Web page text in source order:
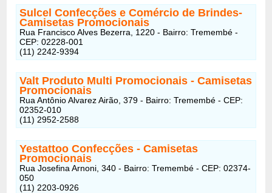
Sulcel Confecções e Comércio de Brindes-
Camisetas Promocionais
Rua Francisco Alves Bezerra, 1220 - Bairro: Tremembé -
CEP: 02228-001
(11) 2242-9394
Valt Produto Multi Promocionais- Camisetas
Promocionais
Rua Antônio Alvarez Airão, 379 - Bairro: Tremembé - CEP:
02352-010
(11) 2952-2588
Yestattoo Confecções- Camisetas
Promocionais
Rua Josefina Arnoni, 340 - Bairro: Tremembé - CEP: 02374-
050
(11) 2203-0926